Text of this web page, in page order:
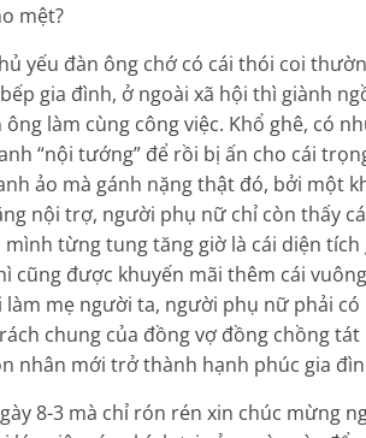
mệt?
yếu đàn ông chớ có cái thói coi
gia đình, ở ngoài xã hội thì giành
làm cùng công việc. Khổ ghê, có
“nội tướng” để rồi bị ấn cho cái
ảo mà gánh nặng thật đó, bởi một
nội trợ, người phụ nữ chỉ còn thấy
mình từng tung tăng giờ là cái diện
cũng được khuyến mãi thêm cái
mẹ người ta, người phụ nữ phải
chung của đồng vợ đồng chồng tát
nhân mới trở thành hạnh phúc gia
8-3 mà chỉ rón rén xin chúc mừng